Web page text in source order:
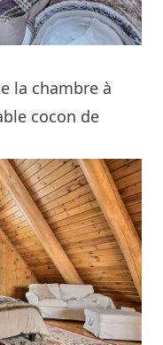
la chambre à
cocon de